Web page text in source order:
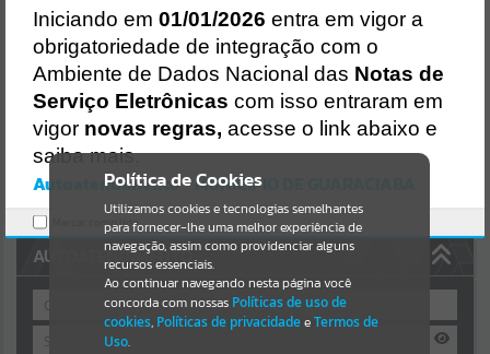
Resultados para""
Portais
Por favor, aguarde...
NOTÍCIAS
Por favor, aguarde...
AUTOATENDIMENTO
Política de Cookies
Utilizamos cookies e tecnologias semelhantes
para fornecer-lhe uma melhor experiência de
navegação, assim como providenciar alguns
recursos essenciais.
Ao continuar navegando nesta página você
concorda com nossas Políticas de uso de
cookies, Políticas de privacidadeeTermos de
Uso.
Iniciando em 01/01/2026 entra em vigor a
obrigatoriedade de integração com o
Ambiente de Dados Nacional das Notas de
Serviço Eletrônicas com isso entraram em
vigor novas regras, acesse o link abaixo e
saiba mais.
Autoatendimento - MUNICIPIO DE GUARACIABA
Marcar como lido.
Gerenciamento do Sistema
CÓDIGO DA MENSAGEM:
Ocorreu um erro de script:
Uncaught SyntaxError: Unexpected token '('
https://guaraciaba.atende.net/cidadao/pagina/static/bundle/wpo_in
dex_2_base_l2_portal_editores_sync_d9fb77cfd5741fafc9972edc7a6
41fea.js?v=83d4f602:47
Verificar Mais Detalhes